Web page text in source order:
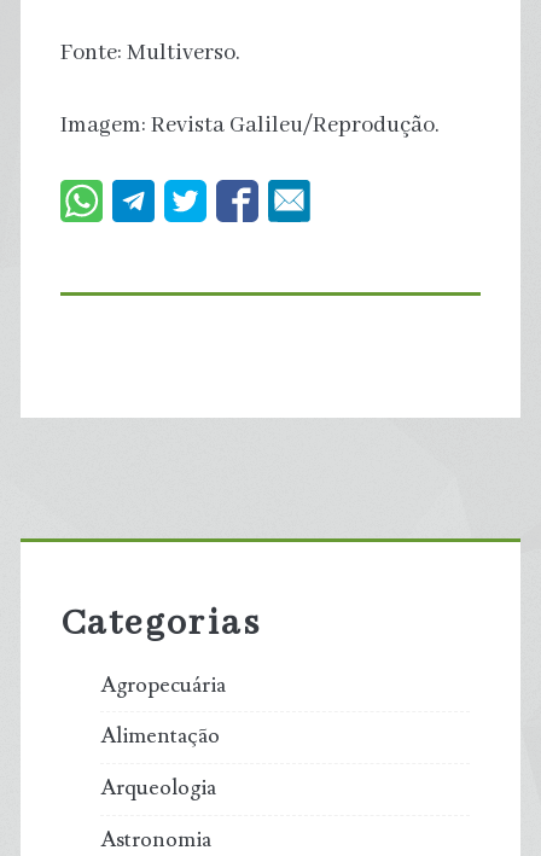
Fonte: Multiverso.
Imagem: Revista Galileu/Reprodução.
Primary
Sidebar
Categorias
Agropecuária
Alimentação
Arqueologia
Astronomia